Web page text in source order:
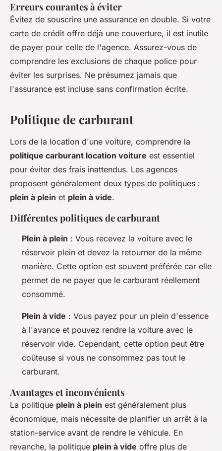
Erreurs courantes à éviter
Évitez de souscrire une assurance en double. Si votre
carte de crédit offre déjà une couverture, il est inutile
de payer pour celle de l'agence. Assurez-vous de
comprendre les exclusions de chaque police pour
éviter les surprises. Ne présumez jamais que
l'assurance est incluse sans confirmation écrite.
Politique de carburant
Lors de la location d'une voiture, comprendre la
politique carburant location voiture est essentiel
pour éviter des frais inattendus. Les agences
proposent généralement deux types de politiques :
plein à plein et plein à vide.
Différentes politiques de carburant
Plein à plein : Vous recevez la voiture avec le
réservoir plein et devez la retourner de la même
manière. Cette option est souvent préférée car elle
permet de ne payer que le carburant réellement
consommé.
Plein à vide : Vous payez pour un plein d'essence
à l'avance et pouvez rendre la voiture avec le
réservoir vide. Cependant, cette option peut être
coûteuse si vous ne consommez pas tout le
carburant.
Avantages et inconvénients
La politique plein à plein est généralement plus
économique, mais nécessite de planifier un arrêt à la
station-service avant de rendre le véhicule. En
revanche, la politique plein à vide offre plus de